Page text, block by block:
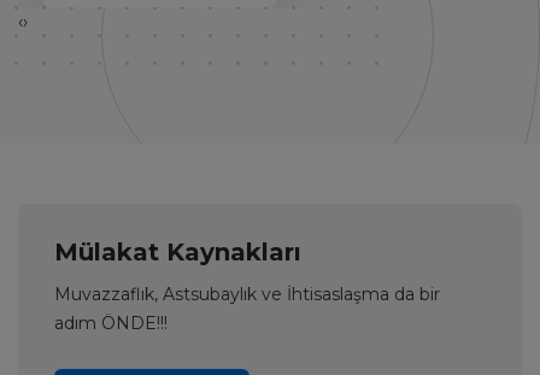
‹›
Mülakat Kaynakları
Muvazzaflık, Astsubaylık ve İhtisaslaşma da bir
adım ÖNDE!!!